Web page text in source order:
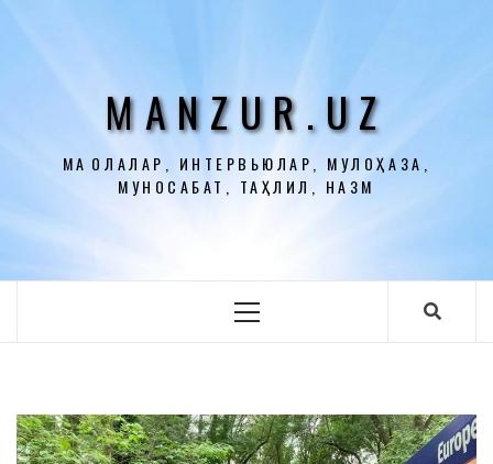
MANZUR.UZ
МАҚОЛАЛАР, ИНТЕРВЬЮЛАР, МУЛОҲАЗА,
МУНОСАБАТ, ТАҲЛИЛ, НАЗМ
меню